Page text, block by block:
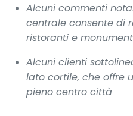
Alcuni commenti
centrale consente di
ristoranti e
Alcuni clienti
lato cortile, che offre
pieno centro città